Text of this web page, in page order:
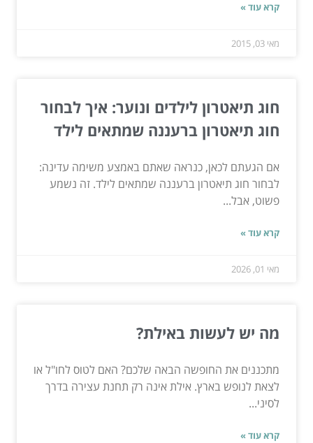
קרא עוד »
מאי 03, 2015
חוג תיאטרון לילדים ונוער: איך לבחור
חוג תיאטרון ברעננה שמתאים לילד
אם הגעתם לכאן, כנראה שאתם באמצע משימה עדינה:
לבחור חוג תיאטרון ברעננה שמתאים לילד. זה נשמע
פשוט, אבל...
קרא עוד »
מאי 01, 2026
מה יש לעשות באילת?
מתכננים את החופשה הבאה שלכם? האם לטוס לחו"ל או
לצאת לנופש בארץ. אילת אינה רק תחנת עצירה בדרך
לסיני...
קרא עוד »